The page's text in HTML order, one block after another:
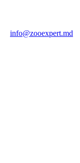
info@zooexpert.md